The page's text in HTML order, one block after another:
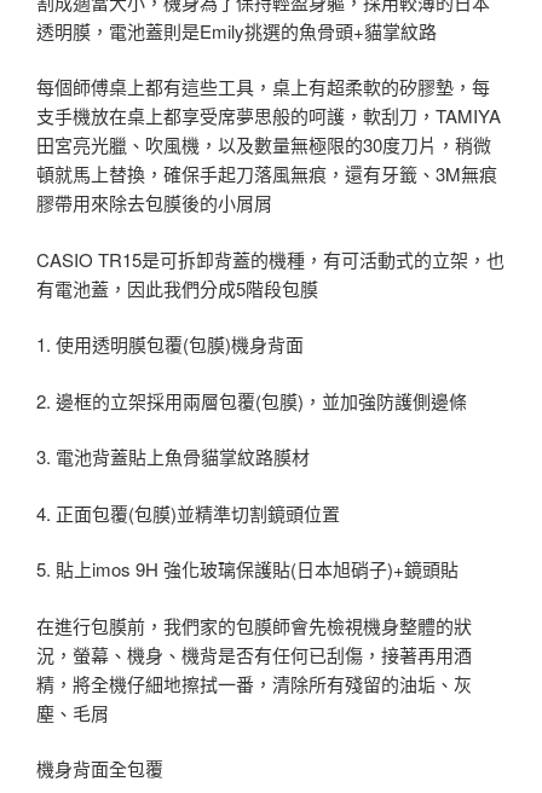
透明膜，電池蓋則是Emily挑選的魚骨頭+貓掌紋路
每個師傅桌上都有這些工具，桌上有超柔軟的矽膠墊，每
支手機放在桌上都享受席夢思般的呵護，軟刮刀，TAMIYA
田宮亮光臘、吹風機，以及數量無極限的30度刀片，稍微
頓就馬上替換，確保手起刀落風無痕，還有牙籤、3M無痕
膠帶用來除去包膜後的小屑屑
CASIO TR15是可拆卸背蓋的機種，有可活動式的立架，也
有電池蓋，因此我們分成5階段包膜
1. 使用透明膜包覆(包膜)機身背面
2. 邊框的立架採用兩層包覆(包膜)，並加強防護側邊條
3. 電池背蓋貼上魚骨貓掌紋路膜材
4. 正面包覆(包膜)並精準切割鏡頭位置
5. 貼上imos 9H 強化玻璃保護貼(日本旭硝子)+鏡頭貼
在進行包膜前，我們家的包膜師會先檢視機身整體的狀
況，螢幕、機身、機背是否有任何已刮傷，接著再用酒
精，將全機仔細地擦拭一番，清除所有殘留的油垢、灰
塵、毛屑
機身背面全包覆